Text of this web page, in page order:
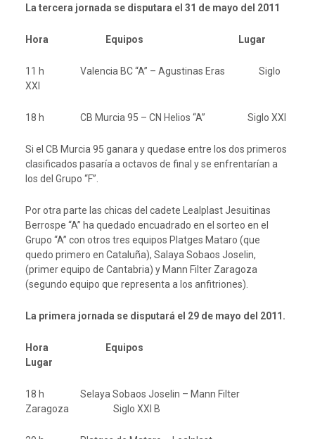
La tercera jornada se disputara el 31 de mayo del 2011
Hora Equipos Lugar
11 h Valencia BC “A” – Agustinas Eras Siglo
XXI
18 h CB Murcia 95 – CN Helios “A” Siglo XXI
Si el CB Murcia 95 ganara y quedase entre los dos primeros
clasificados pasaría a octavos de final y se enfrentarían a
los del Grupo “F”.
Por otra parte las chicas del cadete Lealplast Jesuitinas
Berrospe “A” ha quedado encuadrado en el sorteo en el
Grupo “A” con otros tres equipos Platges Mataro (que
quedo primero en Cataluña), Salaya Sobaos Joselin,
(primer equipo de Cantabria) y Mann Filter Zaragoza
(segundo equipo que representa a los anfitriones).
La primera jornada se disputará el 29 de mayo del 2011.
Hora Equipos
Lugar
18 h Selaya Sobaos Joselin – Mann Filter
Zaragoza Siglo XXI B